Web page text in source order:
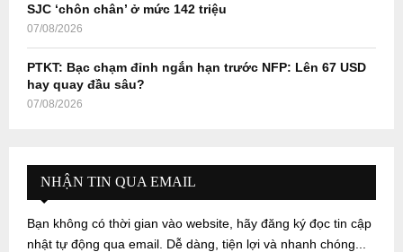
SJC ‘chôn chân’ ở mức 142 triệu
07/08/2026
PTKT: Bạc chạm đỉnh ngắn hạn trước NFP: Lên 67 USD
hay quay đầu sâu?
07/08/2026
NHẬN TIN QUA EMAIL
Bạn không có thời gian vào website, hãy đăng ký đọc tin cập
nhật tự động qua email. Dễ dàng, tiện lợi và nhanh chóng...